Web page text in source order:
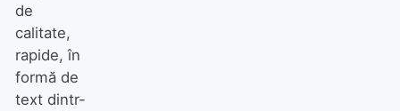
de
calitate,
rapide, în
formă de
text dintr-